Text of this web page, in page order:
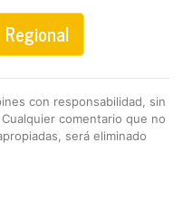
Regional
con responsabilidad, sin
comentario que no
será eliminado